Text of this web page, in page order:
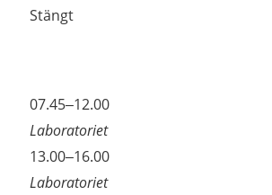
Stängt
07.45–12.00
Laboratoriet
13.00–16.00
Laboratoriet